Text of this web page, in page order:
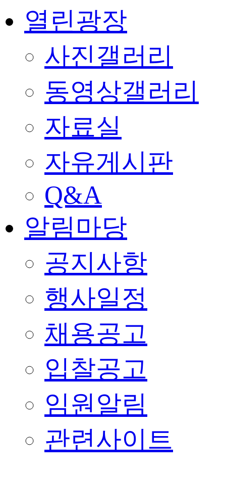
열린광장
사진갤러리
동영상갤러리
자료실
자유게시판
Q&A
알림마당
공지사항
행사일정
채용공고
입찰공고
임원알림
관련사이트